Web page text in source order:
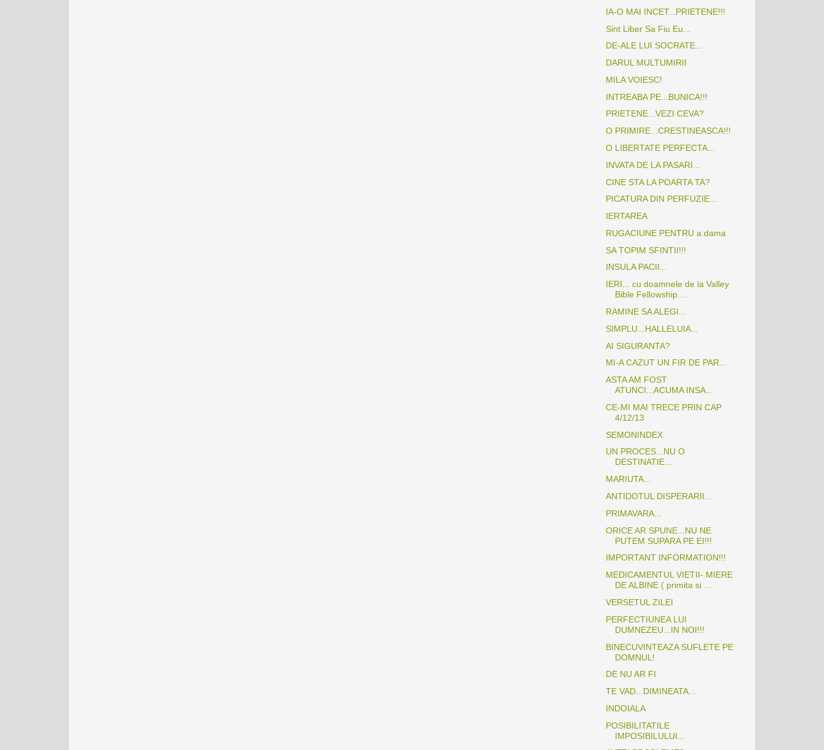
IA-O MAI INCET...PRIETENE!!!
Sint Liber Sa Fiu Eu...
DE-ALE LUI SOCRATE...
DARUL MULTUMIRII
MILA VOIESC!
INTREABA PE...BUNICA!!!
PRIETENE...VEZI CEVA?
O PRIMIRE...CRESTINEASCA!!!
O LIBERTATE PERFECTA...
INVATA DE LA PASARI...
CINE STA LA POARTA TA?
PICATURA DIN PERFUZIE...
IERTAREA
RUGACIUNE PENTRU a.dama
SA TOPIM SFINTII!!!
INSULA PACII...
IERI... cu doamnele de la Valley
Bible Fellowship....
RAMINE SA ALEGI...
SIMPLU...HALLELUIA...
AI SIGURANTA?
MI-A CAZUT UN FIR DE PAR...
ASTA AM FOST
ATUNCI...ACUMA INSA...
CE-MI MAI TRECE PRIN CAP
4/12/13
SEMONINDEX
UN PROCES...NU O
DESTINATIE...
MARIUTA...
ANTIDOTUL DISPERARII...
PRIMAVARA...
ORICE AR SPUNE...NU NE
PUTEM SUPARA PE EI!!!
IMPORTANT INFORMATION!!!
MEDICAMENTUL VIETII- MIERE
DE ALBINE ( primita si ...
VERSETUL ZILEI
PERFECTIUNEA LUI
DUMNEZEU...IN NOI!!!
BINECUVINTEAZA SUFLETE PE
DOMNUL!
DE NU AR FI
TE VAD...DIMINEATA...
INDOIALA
POSIBILITATILE
IMPOSIBILULUI...